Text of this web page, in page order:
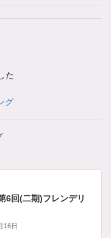
た
グ
6回(二期)フレンデリ
16日